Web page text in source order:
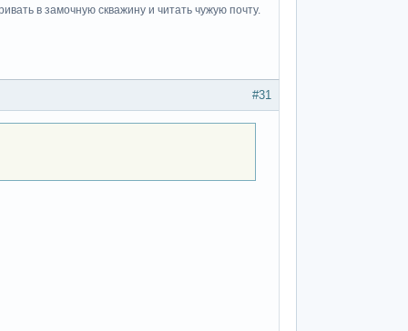
в замочную скважину и читать чужую почту.
#31